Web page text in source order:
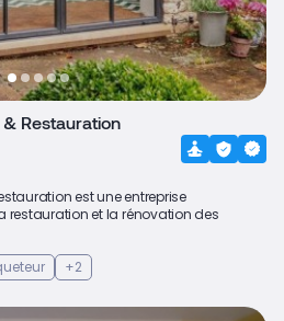
& Restauration
est une entreprise
restauration et la rénovation des
+2